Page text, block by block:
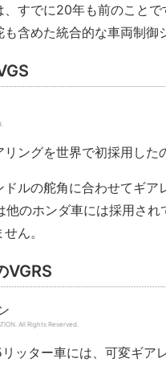
、すでに20年も前のこと
含めた統合的な車両制御
ングを世界で初採用した
ルの舵角に合わせてギア
のホンダ車には採用さ
ん。
VGRS
All Rights Reserved.
ッター車には、可変ギア